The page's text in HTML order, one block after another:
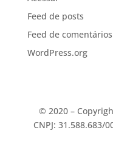
Feed de posts
Feed de comentários
WordPress.org
©️ 2020 –
CNPJ: 31.588.683/